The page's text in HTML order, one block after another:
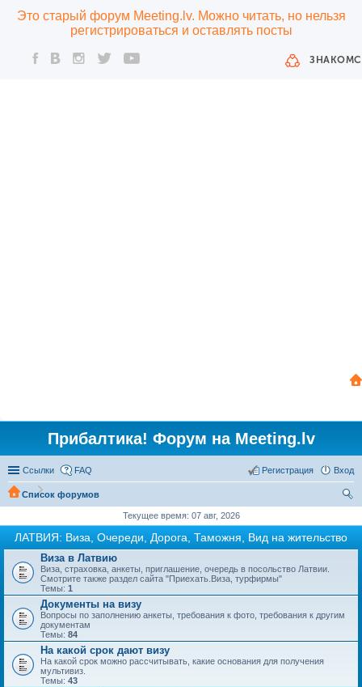
Это старый форум Meeting.lv. Можно читать, но нельзя
регистрироваться и оставлять посты
Прибалтика! Форум на Meeting.lv
Ссылки FAQ Вход
Регистрация
Список форумов
Текущее время: 07 авг, 2026
ЛАТВИЯ: Виза, Очереди, Дорога, Таможня, Вид на жительство
Виза в Латвию
Виза, страховка, анкеты, приглашение, очередь в посольство Латвии.
Смотрите также раздел сайта "Приехать.Виза, турфирмы"
Темы: 1
Документы на визу
Вопросы по заполнению анкеты, требования к фото, требования к другим
документам
Темы: 84
На какой срок дают визу
На какой срок можно рассчитывать, какие основания для получения
мультивиз.
Темы: 43